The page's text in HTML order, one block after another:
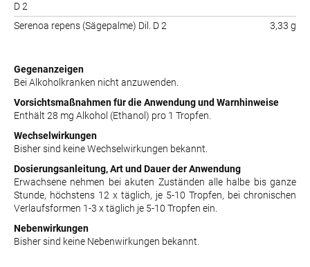
D 2
Serenoa repens (Sägepalme) Dil. D 2 3,33 g
Gegenanzeigen
Bei Alkoholkranken nicht anzuwenden.
Vorsichtsmaßnahmen für die Anwendung und Warnhinweise
Enthält 28 mg Alkohol (Ethanol) pro 1 Tropfen.
Wechselwirkungen
Bisher sind keine Wechselwirkungen bekannt.
Dosierungsanleitung, Art und Dauer der Anwendung
Erwachsene nehmen bei akuten Zuständen alle halbe bis ganze
Stunde, höchstens 12 x täglich, je 5-10 Tropfen, bei chronischen
Verlaufsformen 1-3 x täglich je 5-10 Tropfen ein.
Nebenwirkungen
Bisher sind keine Nebenwirkungen bekannt.